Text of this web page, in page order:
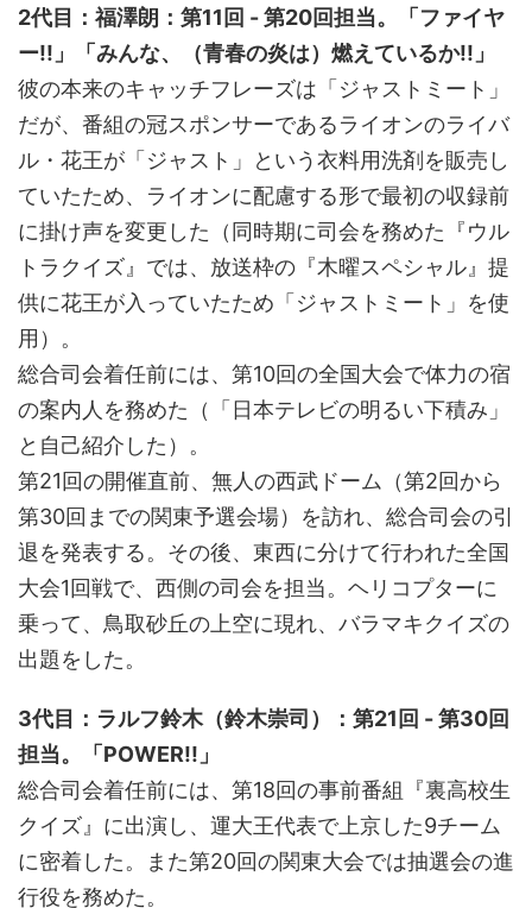
2代目：福澤朗：第11回 - 第20回担当。「ファイヤ
ー!!」「みんな、（青春の炎は）燃えているか!!」
彼の本来のキャッチフレーズは「ジャストミート」
だが、番組の冠スポンサーであるライオンのライバ
ル・花王が「ジャスト」という衣料用洗剤を販売し
ていたため、ライオンに配慮する形で最初の収録前
に掛け声を変更した（同時期に司会を務めた『ウル
トラクイズ』では、放送枠の『木曜スペシャル』提
供に花王が入っていたため「ジャストミート」を使
用）。
総合司会着任前には、第10回の全国大会で体力の宿
の案内人を務めた（「日本テレビの明るい下積み」
と自己紹介した）。
第21回の開催直前、無人の西武ドーム（第2回から
第30回までの関東予選会場）を訪れ、総合司会の引
退を発表する。その後、東西に分けて行われた全国
大会1回戦で、西側の司会を担当。ヘリコプターに
乗って、鳥取砂丘の上空に現れ、バラマキクイズの
出題をした。
3代目：ラルフ鈴木（鈴木崇司）：第21回 - 第30回
担当。「POWER!!」
総合司会着任前には、第18回の事前番組『裏高校生
クイズ』に出演し、運大王代表で上京した9チーム
に密着した。また第20回の関東大会では抽選会の進
行役を務めた。